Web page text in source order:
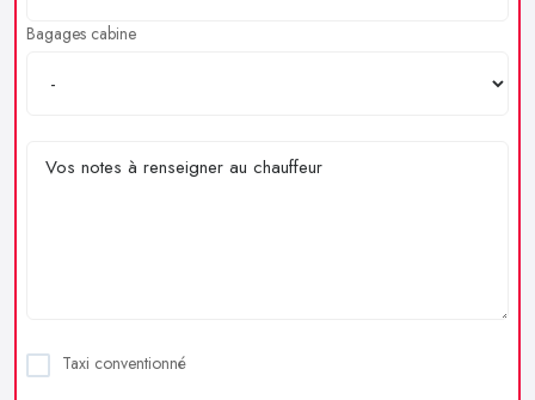
Bagages cabine
Taxi conventionné